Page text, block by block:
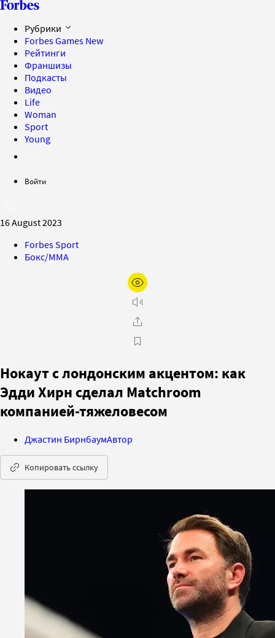
Рубрики
Forbes Games New
Рейтинги
Франшизы
Подкасты
Видео
Life
Woman
Sport
Young
Войти
16 August 2023
Forbes Sport
Бокс/MMA
Нокаут с лондонским акцентом: как
Эдди Хирн сделал Matchroom
компанией-тяжеловесом
Джастин БирнбаумАвтор
Копировать ссылку